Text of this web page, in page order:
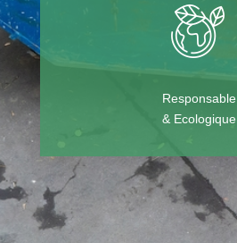
Responsable
& Ecologique